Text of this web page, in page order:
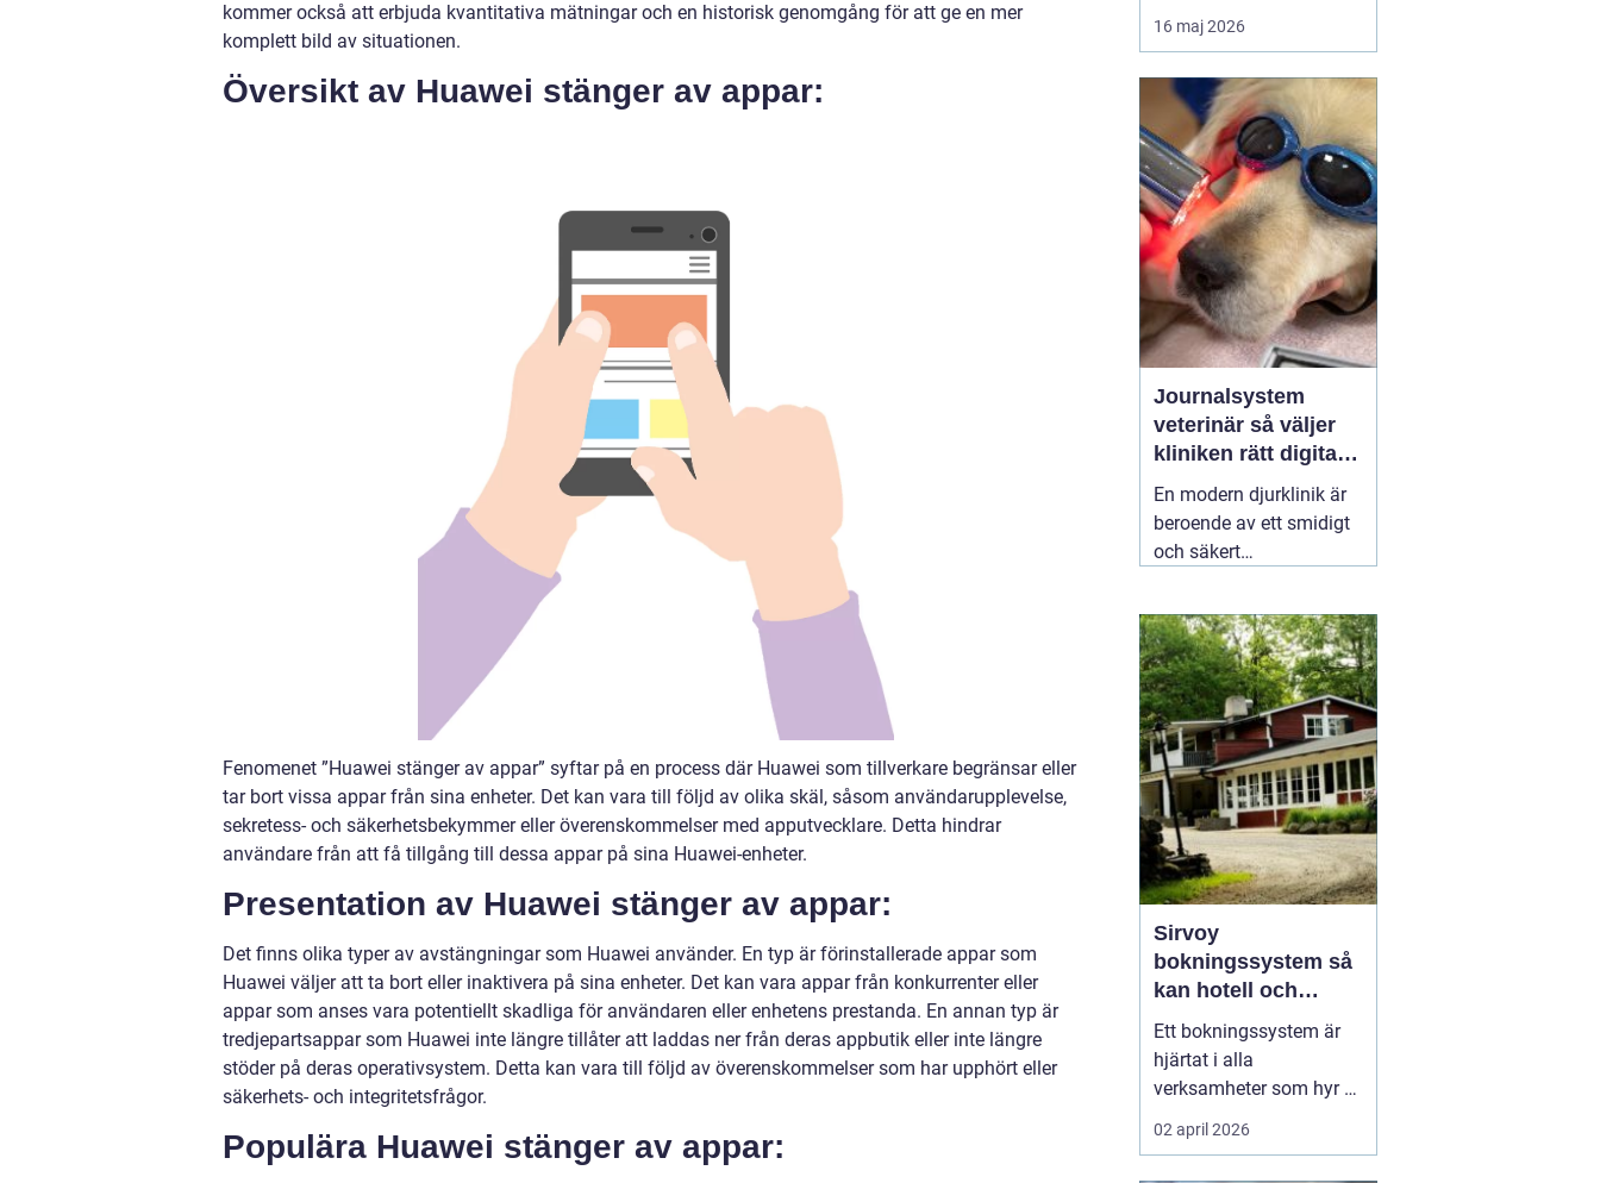
kommer också att erbjuda kvantitativa mätningar och en historisk genomgång för att ge en mer
komplett bild av situationen.
Översikt av Huawei stänger av appar:
Fenomenet ”Huawei stänger av appar” syftar på en process där Huawei som tillverkare begränsar eller
tar bort vissa appar från sina enheter. Det kan vara till följd av olika skäl, såsom användarupplevelse,
sekretess- och säkerhetsbekymmer eller överenskommelser med apputvecklare. Detta hindrar
användare från att få tillgång till dessa appar på sina Huawei-enheter.
Presentation av Huawei stänger av appar:
Det finns olika typer av avstängningar som Huawei använder. En typ är förinstallerade appar som
Huawei väljer att ta bort eller inaktivera på sina enheter. Det kan vara appar från konkurrenter eller
appar som anses vara potentiellt skadliga för användaren eller enhetens prestanda. En annan typ är
tredjepartsappar som Huawei inte längre tillåter att laddas ner från deras appbutik eller inte längre
stöder på deras operativsystem. Detta kan vara till följd av överenskommelser som har upphört eller
säkerhets- och integritetsfrågor.
Populära Huawei stänger av appar:
verkstads- och
produktionsmiljöer, där
effektivisera
arbetsfl&oum...
16 maj 2026
Journalsystem
veterinär så väljer
kliniken rätt digitalt
stöd
En modern djurklinik är
beroende av ett smidigt
och säkert
fungerande digitalt flöde
blir vardagen snabbt
rörig: dubbelbokningar,
svåröverskådliga
journaler och onödigt
administrativt arbete. Ett
03 april 2026
Sirvoy
bokningssystem så
kan hotell och
uthyrning ta nästa
steg
Ett bokningssystem är
hjärtat i alla
verksamheter som hyr ut
rum, stugor eller andra
objekt. När bokningarna
02 april 2026